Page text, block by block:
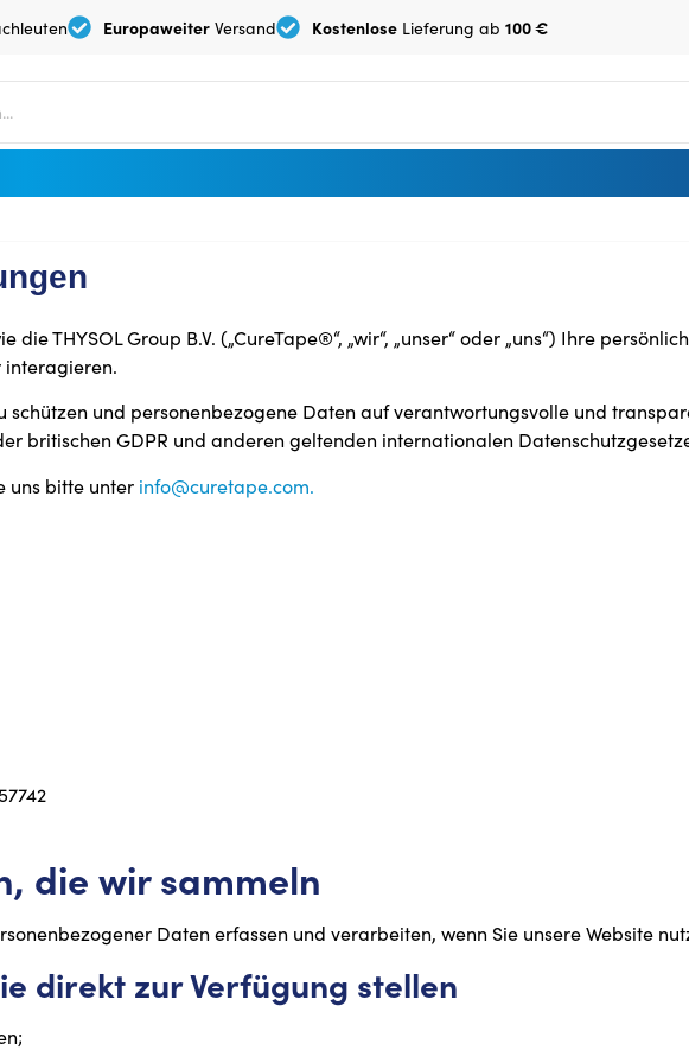
Europaweiter Versand Kostenlose Lieferung ab 100 €
THYSOL Group B.V. („CureTape®“, „wir“, „unser“ oder „uns“) Ihre
interagieren.
schützen und personenbezogene Daten auf verantwortungsvolle und
britischen GDPR und anderen geltenden internationalen
uns bitte unter info@curetape.com.
die wir sammeln
Daten erfassen und verarbeiten, wenn Sie unsere Website
direkt zur Verfügung stellen